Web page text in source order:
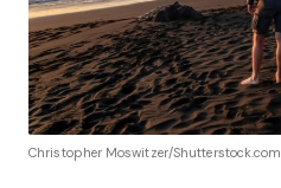
Christopher Moswitzer/Shutterstock.com